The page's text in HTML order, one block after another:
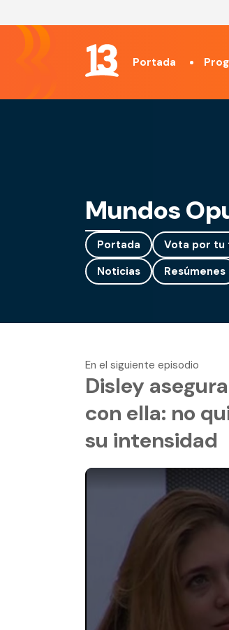
Portada
Mundos
Portada Vota por tu
Noticias
Resúmenes
En el siguiente episodio
Disley
con ella: no
su intensidad